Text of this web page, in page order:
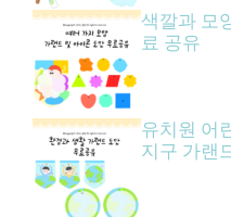
색깔과 모
료 공유
유치원 어
지구 가랜